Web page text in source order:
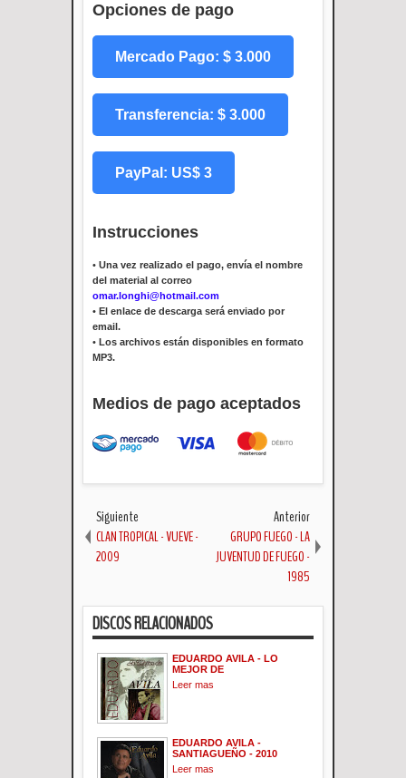
Opciones de pago
Mercado Pago: $ 3.000
Transferencia: $ 3.000
PayPal: US$ 3
Instrucciones
• Una vez realizado el pago, envía el nombre
del material al correo
omar.longhi@hotmail.com
• El enlace de descarga será enviado por
email.
• Los archivos están disponibles en formato
MP3.
Medios de pago aceptados
Siguiente
CLAN TROPICAL - VUEVE -
2009
Anterior
GRUPO FUEGO - LA
JUVENTUD DE FUEGO -
1985
DISCOS RELACIONADOS
EDUARDO AVILA - LO
MEJOR DE
Leer mas
EDUARDO AVILA -
SANTIAGUEÑO - 2010
Leer mas